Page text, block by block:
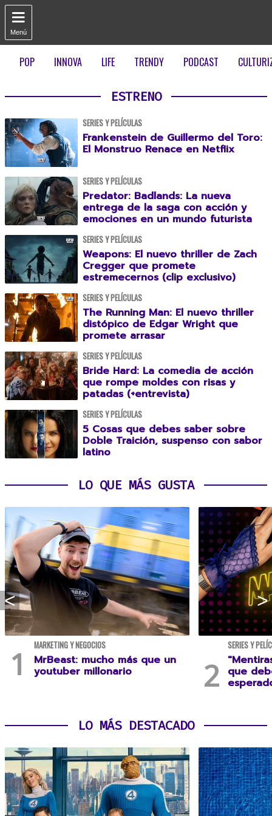

Menú
POP INNOVA LIFE TRENDY PODCAST
ESTRENO
SERIES Y PELÍCULAS
Frankenstein de Guillermo del Toro:
El Monstruo Renace en Netflix
SERIES Y PELÍCULAS
Predator: Badlands: La nueva
entrega de la saga con acción y
emociones en un mundo futurista
SERIES Y PELÍCULAS
Weapons: El nuevo thriller de Zach
Cregger que promete
estremecernos (clip exclusivo)
SERIES Y PELÍCULAS
The Running Man: El nuevo thriller
distópico de Edgar Wright que
promete arrasar
SERIES Y PELÍCULAS
Bride Hard: La comedia de acción
que rompe moldes con risas y
patadas (+entrevista)
SERIES Y PELÍCULAS
5 Cosas que debes saber sobre
Doble Traición, suspenso con sabor
latino
LO QUE MÁS GUSTA
MARKETING Y NEGOCIOS
MrBeast: mucho más que un
youtuber millonario
SERIES Y
que
LO MÁS DESTACADO